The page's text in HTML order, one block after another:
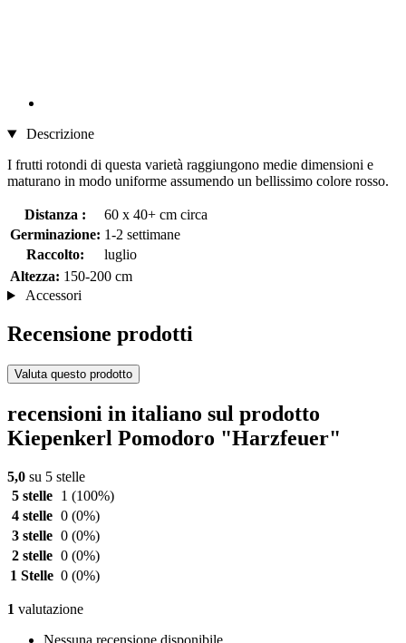
Descrizione
I frutti rotondi di questa varietà raggiungono medie dimensioni e
maturano in modo uniforme assumendo un bellissimo colore rosso.
Distanza :
60 x 40+ cm circa
Germinazione: 1-2 settimane
Raccolto:
luglio
Altezza: 150-200 cm
Accessori
Recensione prodotti
Valuta questo prodotto
recensioni in italiano sul prodotto
Kiepenkerl Pomodoro "Harzfeuer"
5,0 su 5 stelle
5 stelle
1 (100%)
4 stelle 0 (0%)
3 stelle 0 (0%)
2 stelle 0 (0%)
1 Stelle 0 (0%)
1 valutazione
Nessuna recensione disponibile.